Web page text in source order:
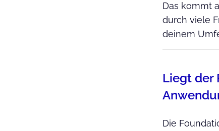
Das kommt
durch viele
deinem
Liegt der
Die